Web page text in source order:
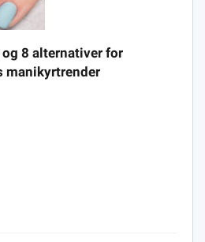
8 alternativer for
manikyrtrender